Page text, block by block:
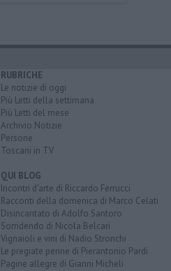
RUBRICHE
Le notizie di oggi
Più Letti della settimana
Più Letti del mese
Archivio Notizie
Persone
Toscani in TV
QUI BLOG
Incontri d'arte di Riccardo Ferrucci
Racconti della domenica di Marco Celati
Disincantato di Adolfo Santoro
Sorridendo di Nicola Belcari
Vignaioli e vini di Nadio Stronchi
Le pregiate penne di Pierantonio Pardi
Pagine allegre di Gianni Micheli